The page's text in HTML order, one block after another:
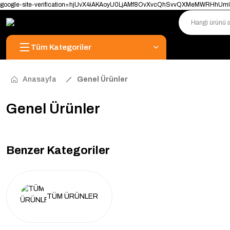
google-site-
Tüm Kategoriler
Anasayfa Genel Ürünler
Genel Ürünler
Benzer Kategoriler
TÜM ÜRÜNLER